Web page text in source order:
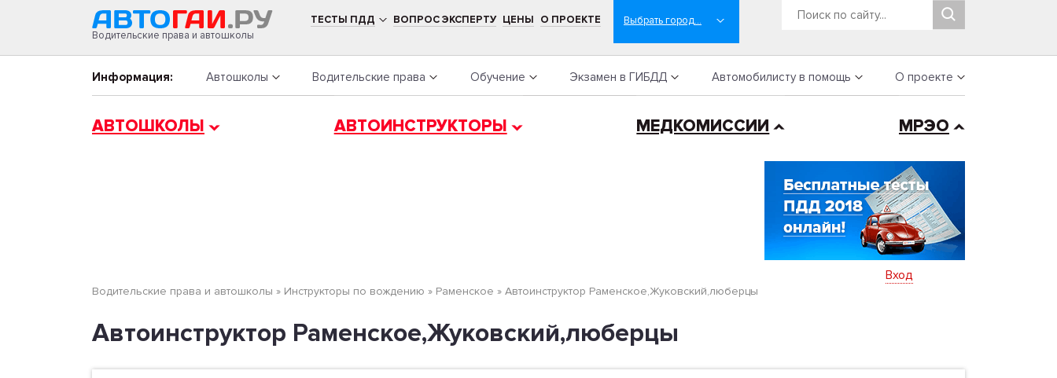
Водительские права и автошколы
ТЕСТЫ ПДД ВОПРОС ЭКСПЕРТУ ЦЕНЫ О ПРОЕКТЕ
Информация: Автошколы Водительские права Обучение Экзамен в ГИБДД Автомобилисту в помощь О проекте
АВТОШКОЛЫ АВТОИНСТРУКТОРЫ МЕДКОМИССИИ МРЭО
Водительские права и автошколы » Инструкторы по вождению » Раменское » Автоинструктор Раменское,Жуковский,люберцы
Вход
Автоинструктор Раменское,Жуковский,люберцы